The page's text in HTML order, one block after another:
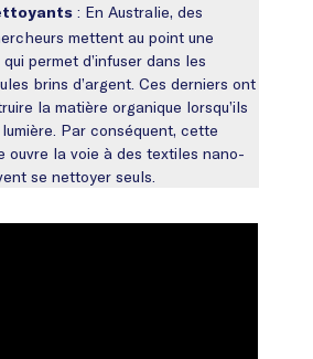
: En Australie, des
mettent au point une
permet d’infuser dans les
brins d’argent. Ces derniers ont
la matière organique lorsqu’ils
Par conséquent, cette
ouvre la voie à des textiles nano-
se nettoyer seuls.